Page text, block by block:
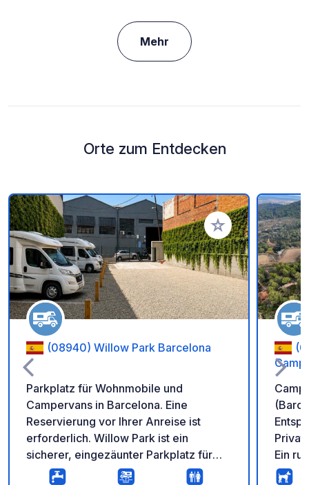
Mehr
Orte zum Entdecken
Zu Ihren Favoriten
(08940) Willow Park Barcelona
Parkplatz für Wohnmobile und
Campervans in Barcelona. Eine
Reservierung vor Ihrer Anreise ist
erforderlich. Willow Park ist ein
sicherer, eingezäunter Parkplatz für
Reisende mit Wohnmobilen und
(Barcelona)
Ein